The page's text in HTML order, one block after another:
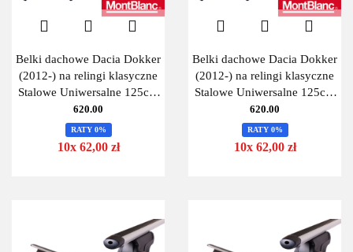
Belki dachowe Dacia Dokker
(2012-) na relingi klasyczne
Stalowe Uniwersalne 125cm
MontBlanc 125 Steel-
620.00
RATY 0%
10x 62,00 zł
Belki dachowe Dacia Dokker
(2012-) na relingi klasyczne
Stalowe Uniwersalne 125cm
MontBlanc 125 Steel-
620.00
RATY 0%
10x 62,00 zł